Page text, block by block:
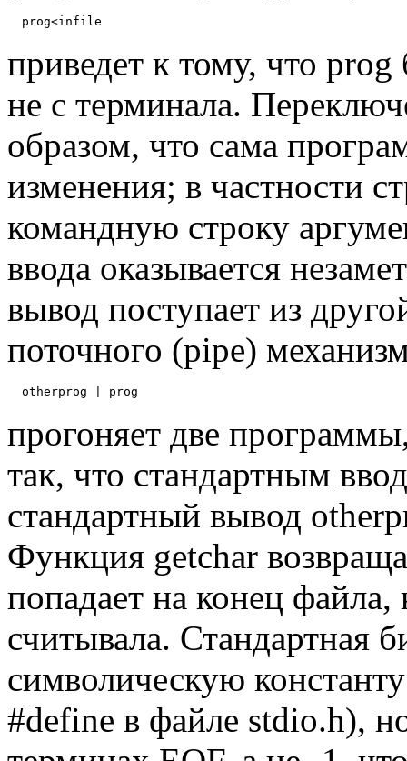
приведет к тому, что
не с терминала.
образом, что сама
изменения; в частности
командную строку
ввода оказывается
вывод поступает из
поточного (pipe)
прогоняет две
так, что стандартным
стандартный вывод
Функция getchar
попадает на конец
считывала. Стандартная
символическую
#define в файле stdio.h),